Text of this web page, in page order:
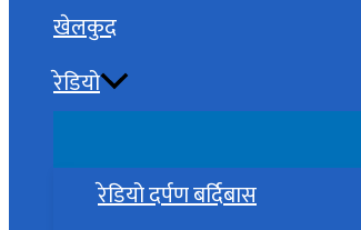
खेलकुद
रेडियो
रेडियो दर्पण बर्दिबास